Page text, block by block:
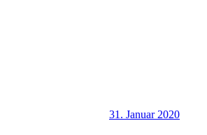
31. Januar 2020